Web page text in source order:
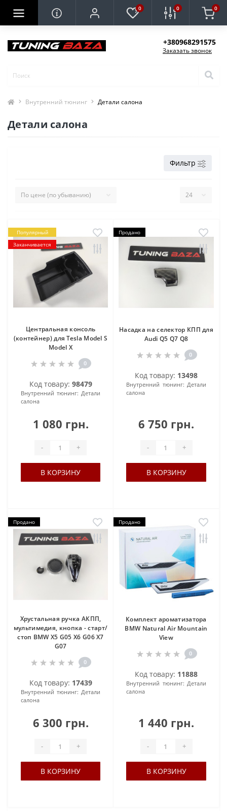
0 0 0
+380968291575
Заказать звонок
Внутренний тюнинг Детали салона
Детали салона
Фильтр
Популярный
Заканчивается
Центральная консоль
(контейнер) для Tesla Model S
Model X
0
Код товару: 98479
Внутренний тюнинг: Детали
салона
1 080 грн.
- +
В КОРЗИНУ
Продано
Насадка на селектор КПП для
Audi Q5 Q7 Q8
0
Код товару: 13498
Внутренний тюнинг: Детали
салона
6 750 грн.
- +
В КОРЗИНУ
Продано
Хрустальная ручка АКПП,
мультимедия, кнопка - старт/
стоп BMW X5 G05 X6 G06 X7
G07
0
Код товару: 17439
Внутренний тюнинг: Детали
салона
6 300 грн.
- +
В КОРЗИНУ
Продано
Комплект ароматизатора
BMW Natural Air Mountain
View
0
Код товару: 11888
Внутренний тюнинг: Детали
салона
1 440 грн.
- +
В КОРЗИНУ